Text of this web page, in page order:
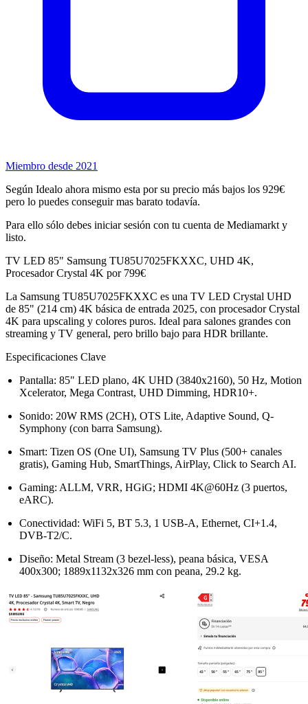
Miembro desde 2021
Según Idealo ahora mismo esta por su precio más bajos los 929€
pero lo puedes conseguir mas barato todavía.
Para ello sólo debes iniciar sesión con tu cuenta de Mediamarkt y
listo.
TV LED 85" Samsung TU85U7025FKXXC, UHD 4K,
Procesador Crystal 4K por 799€
La Samsung TU85U7025FKXXC es una TV LED Crystal UHD
de 85" (214 cm) 4K básica de entrada 2025, con procesador Crystal
4K para upscaling y colores puros. Ideal para salones grandes con
streaming y TV general, pero brillo bajo para HDR brillante.
Especificaciones Clave
Pantalla: 85" LED plano, 4K UHD (3840x2160), 50 Hz, Motion
Xcelerator, Mega Contrast, UHD Dimming, HDR10+.​
Sonido: 20W RMS (2CH), OTS Lite, Adaptive Sound, Q-
Symphony (con barra Samsung).​
Smart: Tizen OS (One UI), Samsung TV Plus (500+ canales
gratis), Gaming Hub, SmartThings, AirPlay, Click to Search AI.​
Gaming: ALLM, VRR, HGiG; HDMI 4K@60Hz (3 puertos,
eARC).
Conectividad: WiFi 5, BT 5.3, 1 USB-A, Ethernet, CI+1.4,
DVB-T2/C.
Diseño: Metal Stream (3 bezel-less), peana básica, VESA
400x300; 1889x1132x326 mm con peana, 29.2 kg.